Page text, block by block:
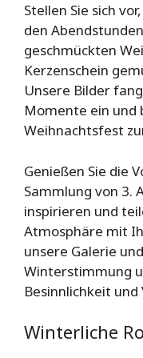
Stellen Sie sich
den
geschmückten
Kerzenschein
Unsere Bilder
Momente ein und
Weihnachtsfest
Genießen Sie die
Sammlung von 3.
inspirieren und
Atmosphäre mit
unsere Galerie
Winterstimmung
Besinnlichkeit
Winterliche